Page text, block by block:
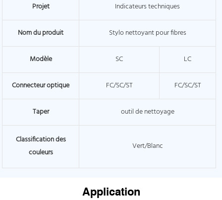
Projet Indicateurs techniques
Nom du produit Stylo nettoyant pour fibres
Modèle SC LC
Connecteur optique FC/SC/ST FC/SC/ST
Taper outil de nettoyage
Classification des
couleurs
Vert/Blanc
Application